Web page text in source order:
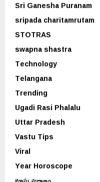
Sri Ganesha Puranam
sripada charitamrutam
STOTRAS
swapna shastra
Technology
Telangana
Trending
Ugadi Rasi Phalalu
Uttar Pradesh
Vastu Tips
Viral
Year Horoscope